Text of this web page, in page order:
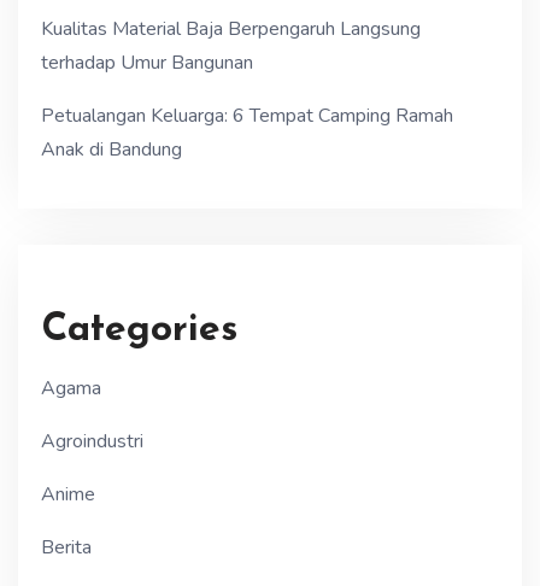
Kualitas Material Baja Berpengaruh Langsung
terhadap Umur Bangunan
Petualangan Keluarga: 6 Tempat Camping Ramah
Anak di Bandung
Categories
Agama
Agroindustri
Anime
Berita